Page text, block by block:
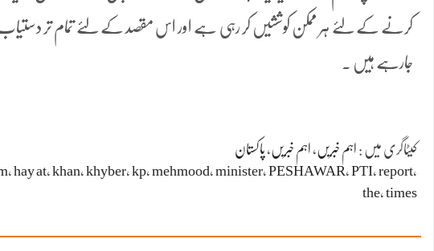
کرنے کے لئے ہر ممکن کوششیں کر رہی ہے اور اس مقصد کے لئے تمام تر
جارہے ہیں ۔
کیٹاگری میں : اہم خبریں ، اہم خبریں ، پاکستان
، hay at، khan، khyber، kp، mehmood، minister، PESHAWAR، PTI، report،
the، times